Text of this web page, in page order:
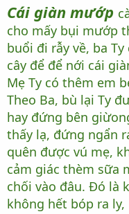
Cái giàn mướp
cho mấy bụi mướp
buổi đi rẫy về, ba
cây để để nới cái
Mẹ Ty có thêm em
Theo Ba, bù lại Ty
hay đứng bên
thấy lạ, đứng ngẩn
quên được vú mẹ,
cảm giác thèm sữa
chối vào đâu. Đó là
không hết bóp ra